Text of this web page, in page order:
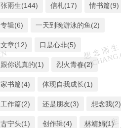
张雨生(144) 信札(17) 情书篇(9)
专辑(6) 一天到晚游泳的鱼(2)
文章(12) 口是心非(5)
跟你说真的(1) 烈火青春(2)
家书篇(4) 体现自我成长(1)
工作篇(2) 还是朋友(3) 想念我(2)
古宁头(1) 创作辑(4) 林靖娟(1)